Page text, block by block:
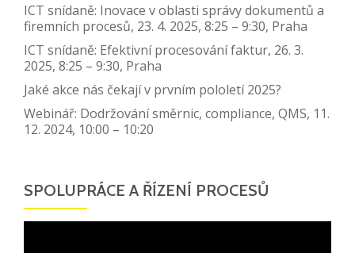
ICT snídaně: Inovace v oblasti správy dokumentů a
firemních procesů, 23. 4. 2025, 8:25 – 9:30, Praha
ICT snídaně: Efektivní procesování faktur, 26. 3.
2025, 8:25 – 9:30, Praha
Jaké akce nás čekají v prvním pololetí 2025?
Webinář: Dodržování směrnic, compliance, QMS, 11.
12. 2024, 10:00 – 10:20
SPOLUPRÁCE A ŘÍZENÍ PROCESŮ